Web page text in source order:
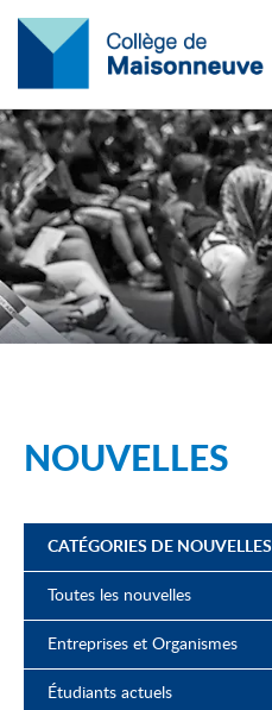
NOUVELLES
CATÉGORIES DE NOUVELLES
Toutes les nouvelles
Entreprises et Organismes
Étudiants actuels